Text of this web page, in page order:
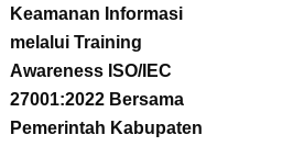
Keamanan Informasi
melalui Training
Awareness ISO/IEC
27001:2022 Bersama
Pemerintah Kabupaten